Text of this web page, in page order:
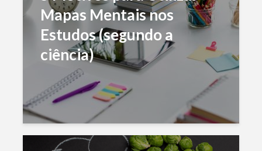
Mapas Mentais nos
Estudos (segundo a
ciência)